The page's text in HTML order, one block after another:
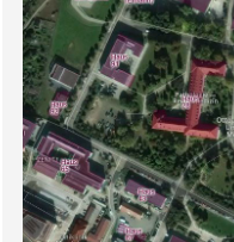
Sicherheitsabfrage: